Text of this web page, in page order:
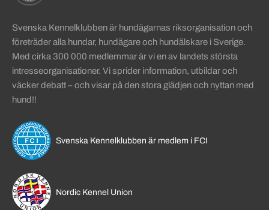
Svenska Kennelklubben är hundägarnas riksorganisation och
företräder alla hundar, hundägare och hundälskare i Sverige.
Med cirka 300 000 medlemmar är vi en av landets största
intresseorganisationer. Vi sprider information, utbildar och
väcker debatt – och visar på den stora glädjen och nyttan med
hund!!
Svenska Kennelklubben är medlem i FCI
Nordic Kennel Union